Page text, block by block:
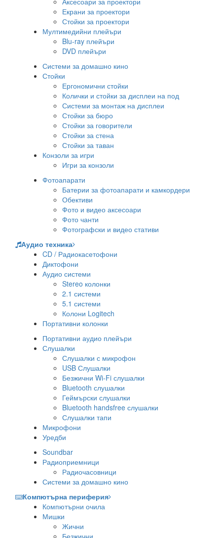
Екрани за проектори
Стойки за проектори
Мултимедийни плейъри
Blu-ray плейъри
DVD плейъри
Системи за домашно кино
Стойки
Ергономични стойки
Колички и стойки за дисплеи на под
Системи за монтаж на дисплеи
Стойки за бюро
Стойки за говорители
Стойки за стена
Стойки за таван
Конзоли за игри
Игри за конзоли
Фотоапарати
Батерии за фотоапарати и камкордери
Обективи
Фото и видео аксесоари
Фото чанти
Фотографски и видео стативи
Аудио техника
CD / Радиокасетофони
Диктофони
Аудио системи
Stereo колонки
2.1 системи
5.1 системи
Колони Logitech
Портативни колонки
Портативни аудио плейъри
Слушалки
Слушалки с микрофон
USB Слушалки
Безжични Wi-Fi слушалки
Bluetooth слушалки
Геймърски слушалки
Bluetooth handsfree слушалки
Слушалки тапи
Микрофони
Уредби
Soundbar
Радиоприемници
Радиочасовници
Системи за домашно кино
Компютърна периферия
Компютърни очила
Мишки
Жични
Безжични